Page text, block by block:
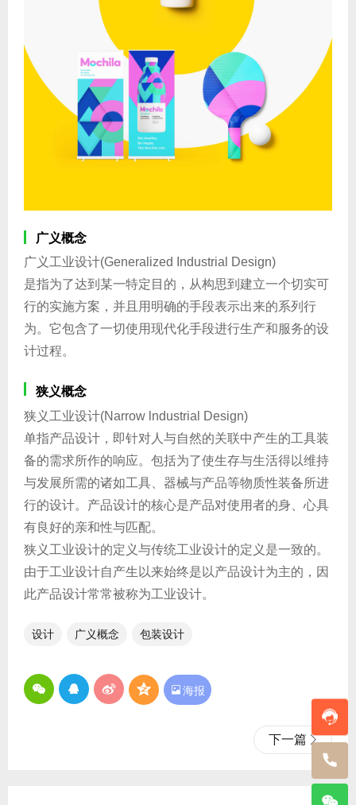
广义概念
广义工业设计(Generalized Industrial Design)
是指为了达到某一特定目的，从构思到建立一个切实可
行的实施方案，并且用明确的手段表示出来的系列行
为。它包含了一切使用现代化手段进行生产和服务的设
计过程。
狭义概念
狭义工业设计(Narrow lndustrial Design)
单指产品设计，即针对人与自然的关联中产生的工具装
备的需求所作的响应。包括为了使生存与生活得以维持
与发展所需的诸如工具、器械与产品等物质性装备所进
行的设计。产品设计的核心是产品对使用者的身、心具
有良好的亲和性与匹配。
狭义工业设计的定义与传统工业设计的定义是一致的。
由于工业设计自产生以来始终是以产品设计为主的，因
此产品设计常常被称为工业设计。
设计 广义概念 包装设计
海报
下一篇